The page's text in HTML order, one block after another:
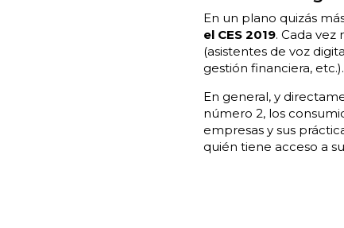
En un plano quizás
el CES 2019. Cada
(asistentes de voz
gestión financiera, etc.).
En general, y
número 2, los
empresas y sus
quién tiene acceso a